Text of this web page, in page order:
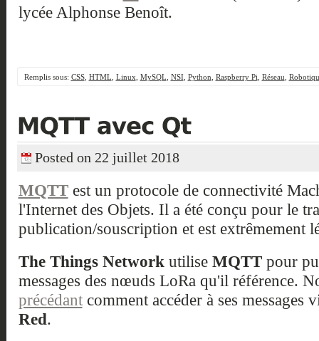
lycée Alphonse Benoît.
Remplis sous: CSS, HTML Linux MySQL NSI Python Raspberry Pi Réseau
Posted on 22 juillet 2018
MQTTest un protocole de connectivité
l'Internet des Objets. Il a été conçu pour le
publication/souscription et est extrêmement
The Things Network utilise MQTTpour
messages des nœuds LoRa qu'il référence.
précédantcomment accéder à ses messages
Red.